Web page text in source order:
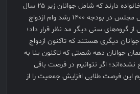
را برای ازدواج و تشکیل خانواده دارند که شامل جوانان زیر ۲۵ سال
می‌گردد، بر همین اساس مجلس در بودجه ۱۴۰۰ رشد وام ازدواج
گروه‌های سنی دیگر مد نظر قرار داد؛
دیگری هستند که تاکنون ازدواج
جوانان دهه شصتی که تاکنون بنا به
نشده‌اند؛ اگر نتوانیم در فرصت باقی
این فرصت طلایی افزایش جمعیت را از